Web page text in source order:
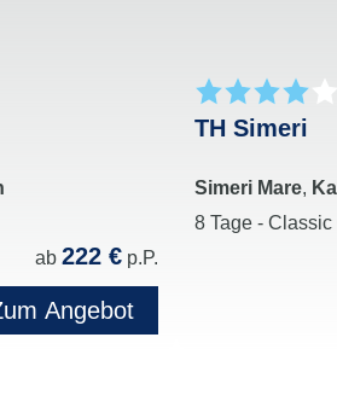
ab222 € p.P.
Angebot
TH Simeri
Simeri Mare,
8 Tage -